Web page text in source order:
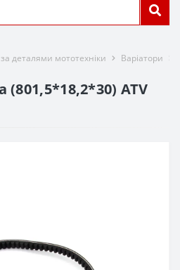
деталями мототехніки Варіатори
(801,5*18,2*30) ATV